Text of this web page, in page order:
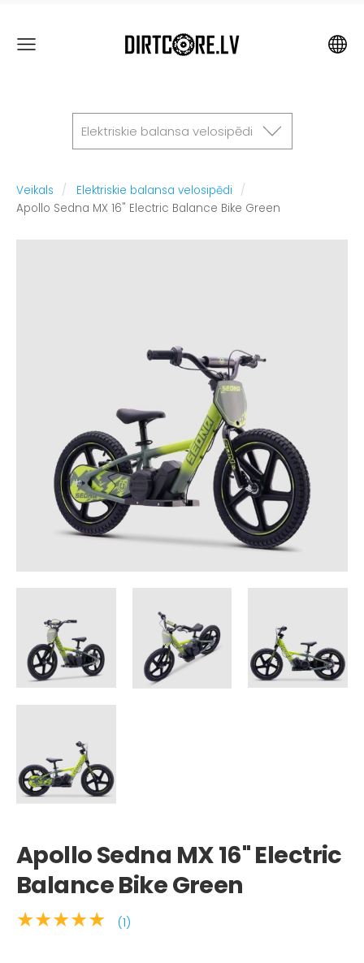
Elektriskie balansa velosipēdi
Veikals
Elektriskie balansa velosipēdi
Apollo Sedna MX 16" Electric Balance Bike Green
Apollo Sedna MX 16" Electric
Balance Bike Green
★★★★★ (1)